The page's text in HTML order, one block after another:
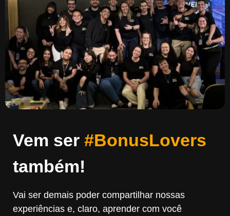
Vem ser #BonusLovers
também!
Vai ser demais poder compartilhar nossas
experiências e, claro, aprender com você